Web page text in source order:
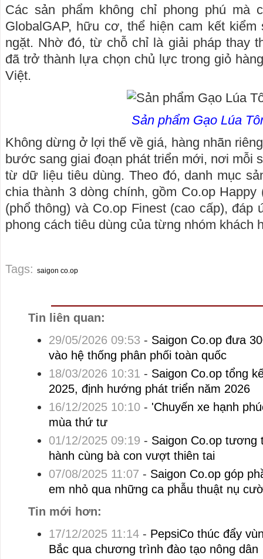
Các sản phẩm không chỉ phong phú mà
GlobalGAP, hữu cơ, thể hiện cam kết
ngặt. Nhờ đó, từ chỗ chỉ là giải pháp thay
đã trở thành lựa chọn chủ lực trong giỏ
Việt.
Sản phẩm Gạo Lúa
Không dừng ở lợi thế về giá, hàng nhãn
bước sang giai đoạn phát triển mới, nơi mỗi
từ dữ liệu tiêu dùng. Theo đó, danh mục
chia thành 3 dòng chính, gồm Co.op Happy
(phổ thông) và Co.op Finest (cao cấp), đáp
phong cách tiêu dùng của từng nhóm khách
Tags: saigon co.op
Tin liên quan:
29/05/2026 09:53 - Saigon Co.op đưa
vào hệ thống phân phối toàn quốc
18/03/2026 10:31 - Saigon Co.op tổng
2025, định hướng phát triển năm 2026
16/12/2025 10:10- 'Chuyến xe hạnh
mùa thứ tư
01/12/2025 09:19 - Saigon Co.op tương
hành cùng bà con vượt thiên tai
07/08/2025 11:07 - Saigon Co.op góp
em nhỏ qua những ca phẫu thuật nụ
Tin mới hơn:
17/12/2025 11:14- PepsiCo thúc đẩy
Bắc qua chương trình đào tạo nông dân